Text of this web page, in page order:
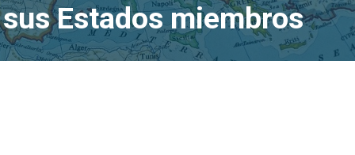
sus Estados miembros